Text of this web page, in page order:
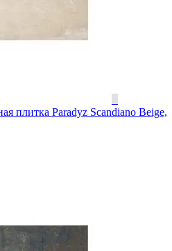
плитка Paradyz Scandiano Beige,